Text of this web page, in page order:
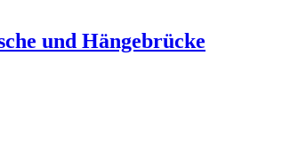
und Hängebrücke